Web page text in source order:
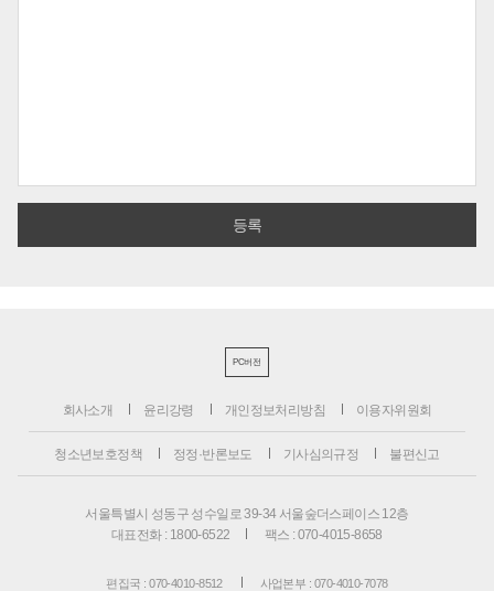
PC버전
회사소개 윤리강령 개인정보처리방침 이용자위원회
청소년보호정책 정정·반론보도 기사심의규정 불편신고
서울특별시 성동구 성수일로 39-34 서울숲더스페이스 12층
대표전화 : 1800-6522
팩스 : 070-4015-8658
편집국 : 070-4010-8512 사업본부 : 070-4010-7078